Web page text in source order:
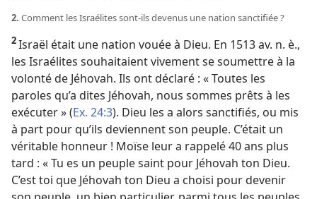
2. Comment les Israélites sont-ils devenus une nation sanctifiée ?
2Israël était une nation vouée à Dieu. En 1513 av. n. è.,
les Israélites souhaitaient vivement se soumettre à la
volonté de Jéhovah. Ils ont déclaré : « Toutes les
paroles qu’a dites Jéhovah, nous sommes prêts à les
exécuter » (Ex. 24:3). Dieu les a alors sanctifiés, ou mis
à part pour qu’ils deviennent son peuple. C’était un
véritable honneur ! Moïse leur a rappelé 40 ans plus
tard : « Tu es un peuple saint pour Jéhovah ton Dieu.
C’est toi que Jéhovah ton Dieu a choisi pour devenir